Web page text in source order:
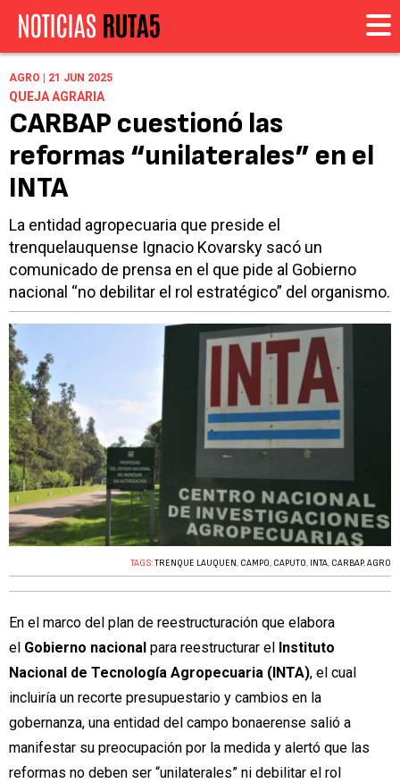
AGRO | 21 JUN 2025
QUEJA AGRARIA
CARBAP cuestionó las
reformas “unilaterales” en el
INTA
La entidad agropecuaria que preside el
trenquelauquense Ignacio Kovarsky sacó un
comunicado de prensa en el que pide al Gobierno
nacional “no debilitar el rol estratégico” del organismo.
TAGS:TRENQUE LAUQUEN, CAMPO, CAPUTO, INTA, CARBAP,AGRO
En el marco del plan de reestructuración que elabora
el Gobierno nacional para reestructurar el
Instituto
Nacional de Tecnología Agropecuaria (INTA), el cual
incluiría un recorte presupuestario y cambios en la
gobernanza, una entidad del campo bonaerense salió a
manifestar su preocupación por la medida y alertó que las
reformas no deben ser “unilaterales” ni debilitar el rol